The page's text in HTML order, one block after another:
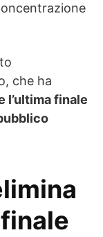
che ha
l’ultima finale